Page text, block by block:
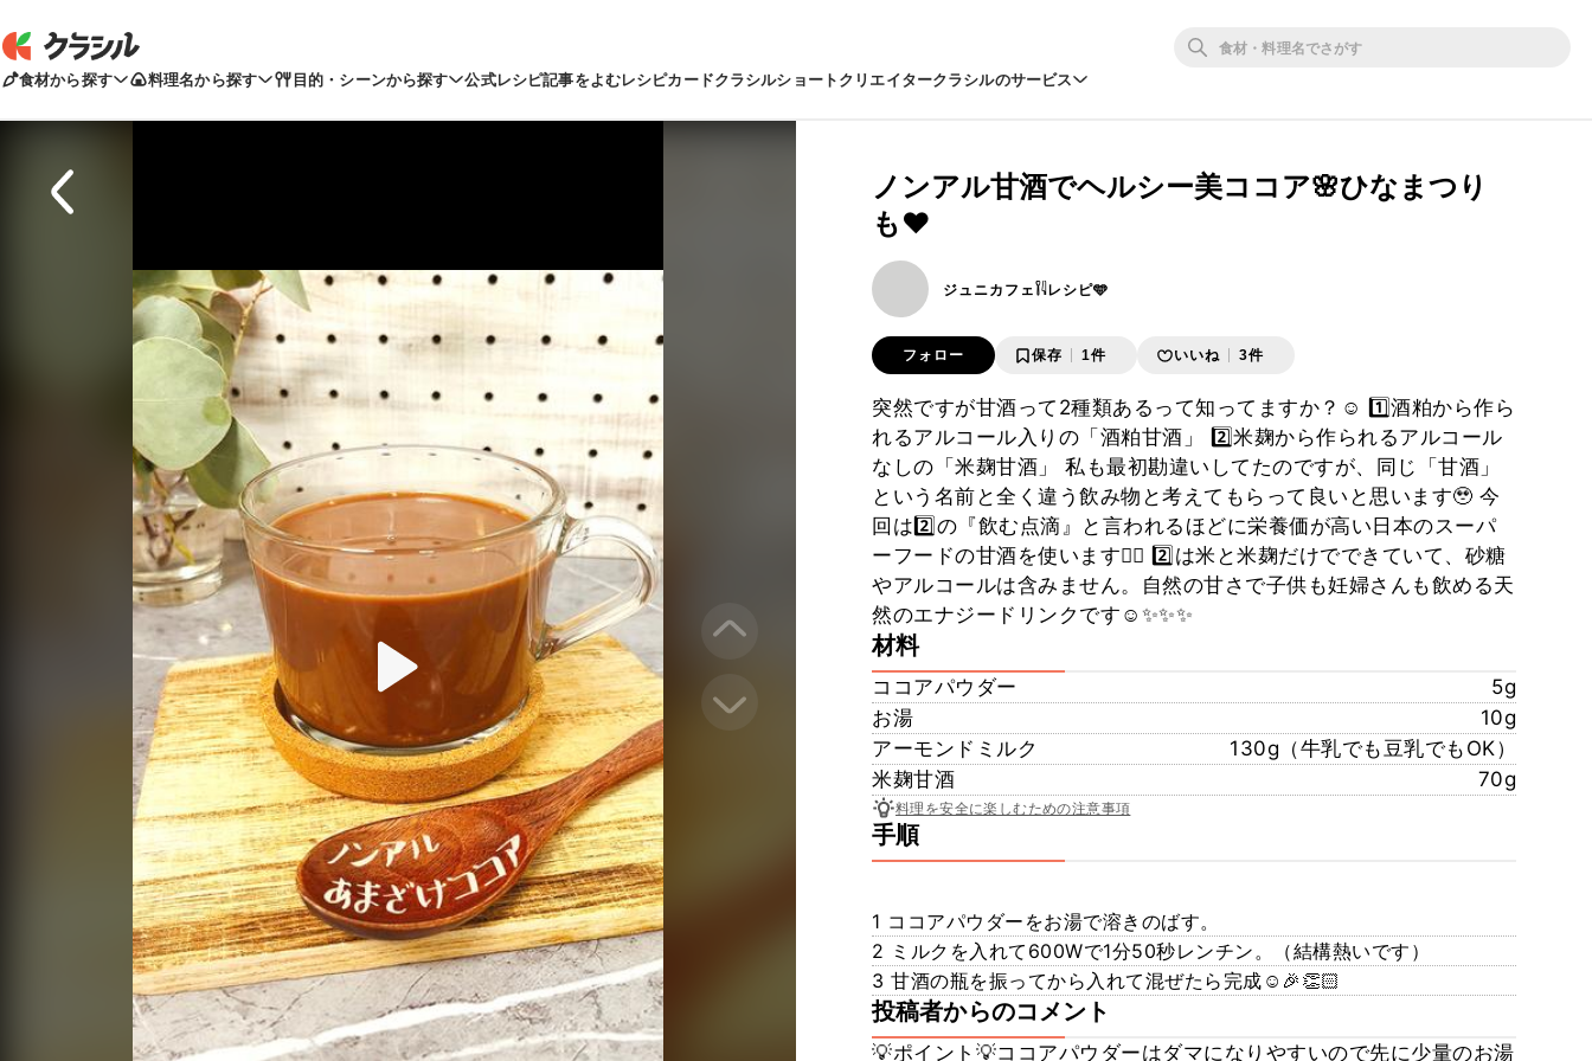
食材から探す 料理名から探す 目的・シーンから探す 公式レシピ記事をよむレシピカードクラシルショートクリエイタークラシルのサービス
ノンアル甘酒でヘルシー美ココア🌸ひなまつり
も❤️
ジュニカフェ𓌉𓇋レシピ🩵
フォロー 保存 1件 いいね 3件
突然ですが甘酒って2種類あるって知ってますか？☺️ 1️⃣酒粕から作ら
れるアルコール入りの「酒粕甘酒」 2️⃣米麹から作られるアルコール
なしの「米麹甘酒」 私も最初勘違いしてたのですが、同じ「甘酒」
という名前と全く違う飲み物と考えてもらって良いと思います🥹 今
回は2️⃣の『飲む点滴』と言われるほどに栄養価が高い日本のスーパ
ーフードの甘酒を使います👩‍⚕️ 2️⃣は米と米麹だけでできていて、砂糖
やアルコールは含みません。自然の甘さで子供も妊婦さんも飲める天
然のエナジードリンクです☺️✨✨✨
材料
ココアパウダー
5g
お湯
10g
アーモンドミルク
130g（牛乳でも豆乳でもOK）
米麹甘酒
70g
料理を安全に楽しむための注意事項
手順
1 ココアパウダーをお湯で溶きのばす。
2 ミルクを入れて600Wで1分50秒レンチン。（結構熱いです）
3 甘酒の瓶を振ってから入れて混ぜたら完成☺️🎉👏🏻
投稿者からのコメント
💡ポイント💡ココアパウダーはダマになりやすいので先に少量のお湯